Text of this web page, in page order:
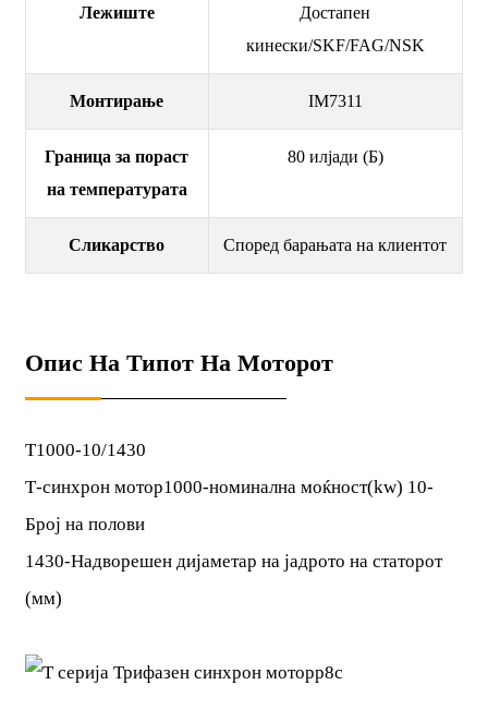
Лежиште
Достапен
кинески/SKF/FAG/NSK
Монтирање IM7311
Граница за пораст
на температурата
80 илјади (Б)
Сликарство Според барањата на клиентот
Опис На Типот На Моторот
T1000-10/1430
Т-синхрон мотор1000-номинална моќност(kw) 10-
Број на полови
1430-Надворешен дијаметар на јадрото на статорот
(мм)